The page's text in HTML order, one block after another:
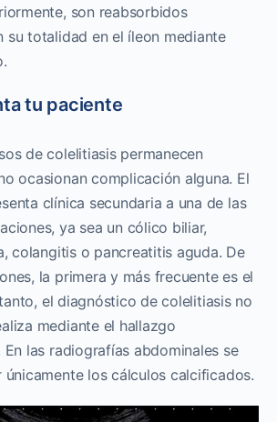
son reabsorbidos
su totalidad en el íleon mediante
tu paciente
de colelitiasis permanecen
ocasionan complicación alguna. El
clínica secundaria a una de las
ya sea un cólico biliar,
colangitis o pancreatitis aguda. De
la primera y más frecuente es el
el diagnóstico de colelitiasis no
mediante el hallazgo
las radiografías abdominales se
únicamente los cálculos calcificados.